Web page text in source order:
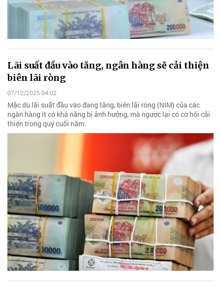
Lãi suất đầu vào tăng, ngân hàng sẽ cải thiện
biên lãi ròng
07/12/2025 04:02
Mặc dù lãi suất đầu vào đang tăng, biên lãi ròng (NIM) của các
ngân hàng ít có khả năng bị ảnh hưởng, mà ngược lại có cơ hội cải
thiện trong quý cuối năm.